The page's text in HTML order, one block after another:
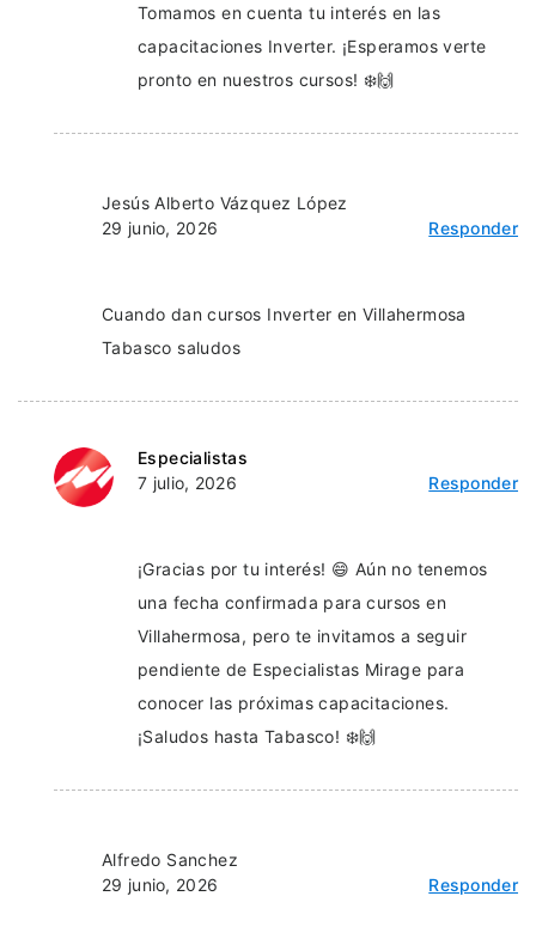
Tomamos en cuenta tu interés en las
capacitaciones Inverter. ¡Esperamos verte
pronto en nuestros cursos! ❄️🙌
Jesús Alberto Vázquez López
29 junio, 2026
Responder
Cuando dan cursos Inverter en Villahermosa
Tabasco saludos
Especialistas
7 julio, 2026
Responder
¡Gracias por tu interés! 😄 Aún no tenemos
una fecha confirmada para cursos en
Villahermosa, pero te invitamos a seguir
pendiente de Especialistas Mirage para
conocer las próximas capacitaciones.
¡Saludos hasta Tabasco! ❄️🙌
Alfredo Sanchez
29 junio, 2026
Responder